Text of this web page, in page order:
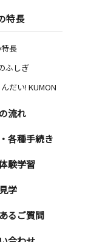
特長
長
ふしぎ
だい! KUMON
流れ
各種手続き
験学習
学
るご質問